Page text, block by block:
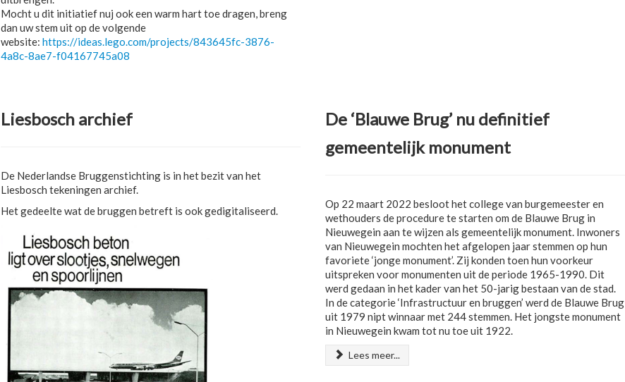
Mocht u dit initiatief nuj ook een warm hart toe dragen, breng
dan uw stem uit op de volgende
website:https://ideas.lego.com/projects/843645fc-3876-
4a8c-8ae7-f04167745a08
Liesbosch archief
De Nederlandse Bruggenstichting is in het bezit van het
Liesbosch tekeningen archief.
Het gedeelte wat de bruggen betreft is ook gedigitaliseerd.
De ‘Blauwe Brug’ nu definitief
gemeentelijk monument
Op 22 maart 2022 besloot het college van burgemeester en
wethouders de procedure te starten om de Blauwe Brug in
Nieuwegein aan te wijzen als gemeentelijk monument. Inwoners
van Nieuwegein mochten het afgelopen jaar stemmen op hun
favoriete ‘jonge monument’. Zij konden toen hun voorkeur
uitspreken voor monumenten uit de periode 1965-1990. Dit
werd gedaan in het kader van het 50-jarig bestaan van de stad.
In de categorie ‘Infrastructuur en bruggen’ werd de Blauwe Brug
uit 1979 nipt winnaar met 244 stemmen. Het jongste monument
in Nieuwegein kwam tot nu toe uit 1922.
Lees meer...